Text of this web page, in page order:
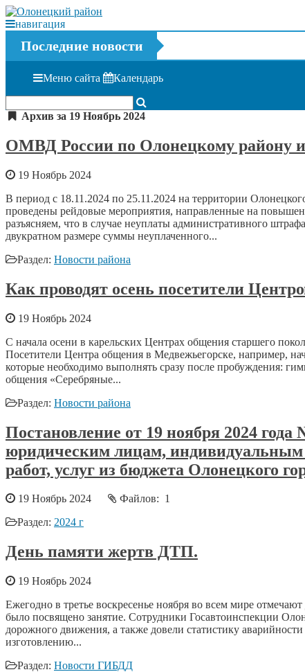
навигация
Последние новости
Меню сайта Календарь
Архив за 19 Ноябрь 2024
ОМВД России по Олонецкому району
19 Ноябрь 2024
В период с 18.11.2024 по 25.11.2024 на территории
проведены рейдовые мероприятия, направленные на
разъясняем, что в случае неуплаты административного
двукратном размере суммы неуплаченного...
Раздел: Новости района
Как проводят осень посетители
19 Ноябрь 2024
С начала осени в карельских Центрах общения старшего
Посетители Центра общения в Медвежьегорске, например,
которые необходимо выполнять сразу после пробуждения:
общения «Серебряные...
Раздел: Новости района
Постановление от 19 ноября 2024
юридическим лицам,
работ, услуг из бюджета Олонецкого
19 Ноябрь 2024
Файлов: 1
Раздел: 2024 г
День памяти жертв ДТП.
19 Ноябрь 2024
Ежегодно в третье воскресенье ноября во всем мире
было посвящено занятие. Сотрудники Госавтоинспекции
дорожного движения, а также довели статистику
изготовлению...
Раздел: Новости ГИБДД